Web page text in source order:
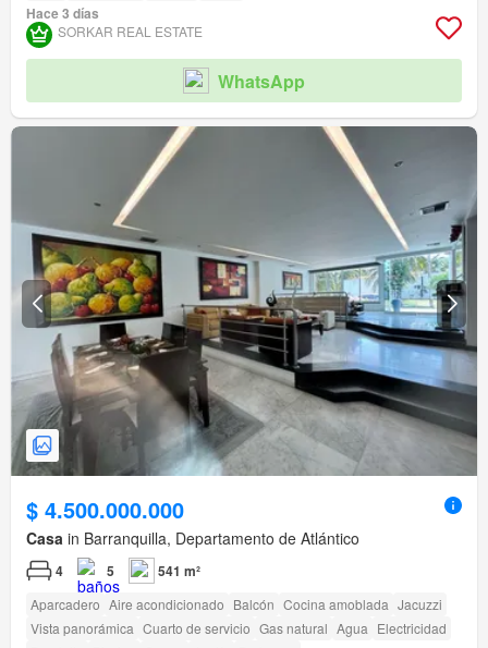
Hace 3 días
SORKAR REAL ESTATE
WhatsApp
$ 4.500.000.000
Casa in Barranquilla, Departamento de Atlántico
4 5 541 m²
Aparcadero Aire acondicionado Balcón Cocina amoblada Jacuzzi
Vista panorámica Cuarto de servicio Gas natural Agua Electricidad